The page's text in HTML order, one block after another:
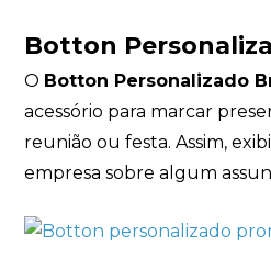
Botton
O Botton Personalizado
acessório para marcar
reunião ou festa. Assim,
empresa sobre algum